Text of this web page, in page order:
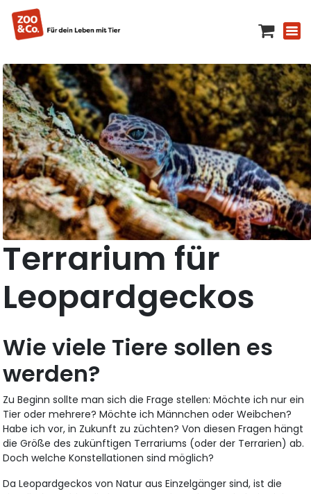
Terrarium für
Leopardgeckos
Wie viele Tiere sollen es
werden?
Zu Beginn sollte man sich die Frage stellen: Möchte ich nur ein
Tier oder mehrere? Möchte ich Männchen oder Weibchen?
Habe ich vor, in Zukunft zu züchten? Von diesen Fragen hängt
die Größe des zukünftigen Terrariums (oder der Terrarien) ab.
Doch welche Konstellationen sind möglich?
Da Leopardgeckos von Natur aus Einzelgänger sind, ist die